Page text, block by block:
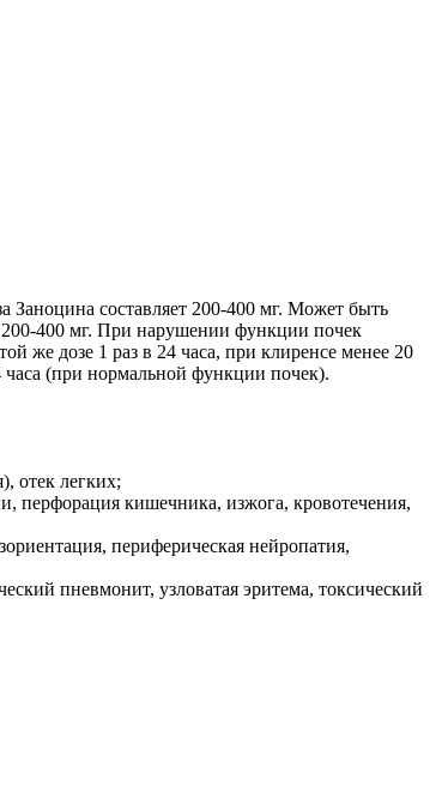
Заноцина составляет 200-400 мг. Может быть
200-400 мг. При нарушении функции почек
же дозе 1 раз в 24 часа, при клиренсе менее 20
(при нормальной функции почек).
отек легких;
перфорация кишечника, изжога, кровотечения,
периферическая нейропатия,
пневмонит, узловатая эритема, токсический